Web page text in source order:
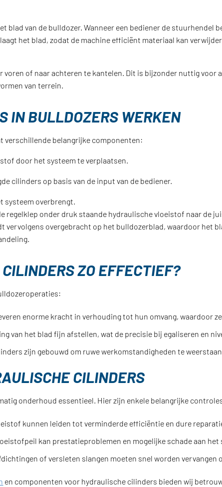
blad van de bulldozer. Wanneer een bediener de
het blad, zodat de machine efficiënt materiaal kan
of naar achteren te kantelen. Dit is bijzonder nuttig
van terrein.
IN BULLDOZERS WERKEN
verschillende belangrijke componenten:
door het systeem te verplaatsen.
cilinders op basis van de input van de bediener.
systeem overbrengt.
regelklep onder druk staande hydraulische vloeistof naar de
vervolgens overgebracht op het bulldozerblad, waardoor het
ZO EFFECTIEF?
enorme kracht in verhouding tot hun omvang, waardoor
van het blad fijn afstellen, wat de precisie bij egaliseren en
zijn gebouwd om ruwe werkomstandigheden te
CILINDERS
onderhoud essentieel. Hier zijn enkele belangrijke
kunnen leiden tot verminderde efficiëntie en dure
kan prestatieproblemen en mogelijke schade aan het
of versleten slangen moeten snel worden vervangen
en componenten voor hydraulische cilinders bieden wij